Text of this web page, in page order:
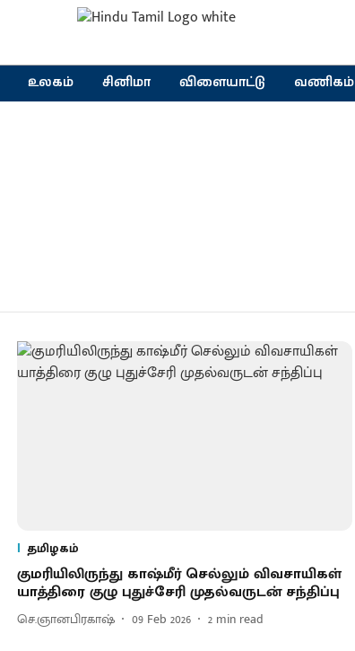
உலகம் சினிமா விளையாட்டு வணிகம்
தமிழகம்
குமரியிலிருந்து காஷ்மீர் செல்லும் விவசாயிகள்
யாத்திரை குழு புதுச்சேரி முதல்வருடன் சந்திப்பு
செ.ஞானபிரகாஷ் 09 Feb 2026 2 min read